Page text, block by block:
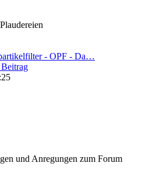
- OPF - Da…
und Anregungen zum Forum